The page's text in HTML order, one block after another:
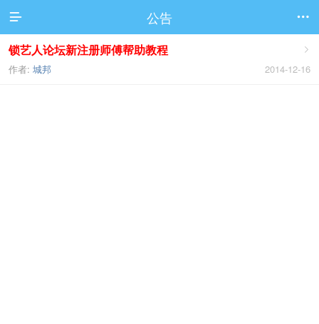
 公告 

锁艺人论坛新注册师傅帮助教程
2014-12-16
作者: 城邦